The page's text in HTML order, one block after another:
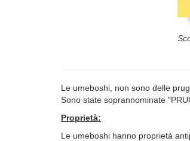
Le umeboshi, non sono delle
Sono state soprannominate
Proprietà:
Le umeboshi hanno proprietà